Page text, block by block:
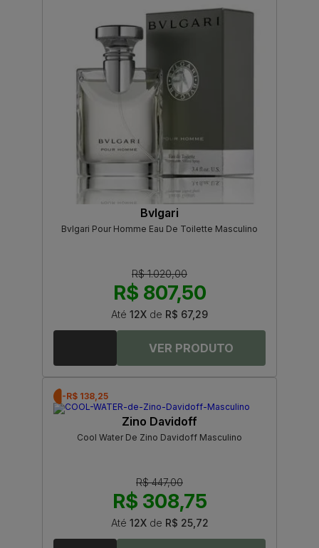
Bvlgari
Bvlgari Pour Homme Eau De Toilette Masculino
R$ 1.020,00
R$ 807,50
Até 12X de R$ 67,29
-R$ 138,25
Zino Davidoff
Cool Water De Zino Davidoff Masculino
R$ 447,00
R$ 308,75
Até 12Xde R$ 25,72